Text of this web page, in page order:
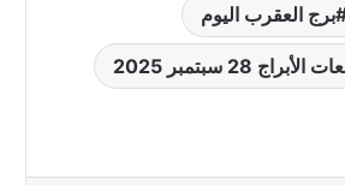
برج العقرب اليوم
28 سبتمبر 2025